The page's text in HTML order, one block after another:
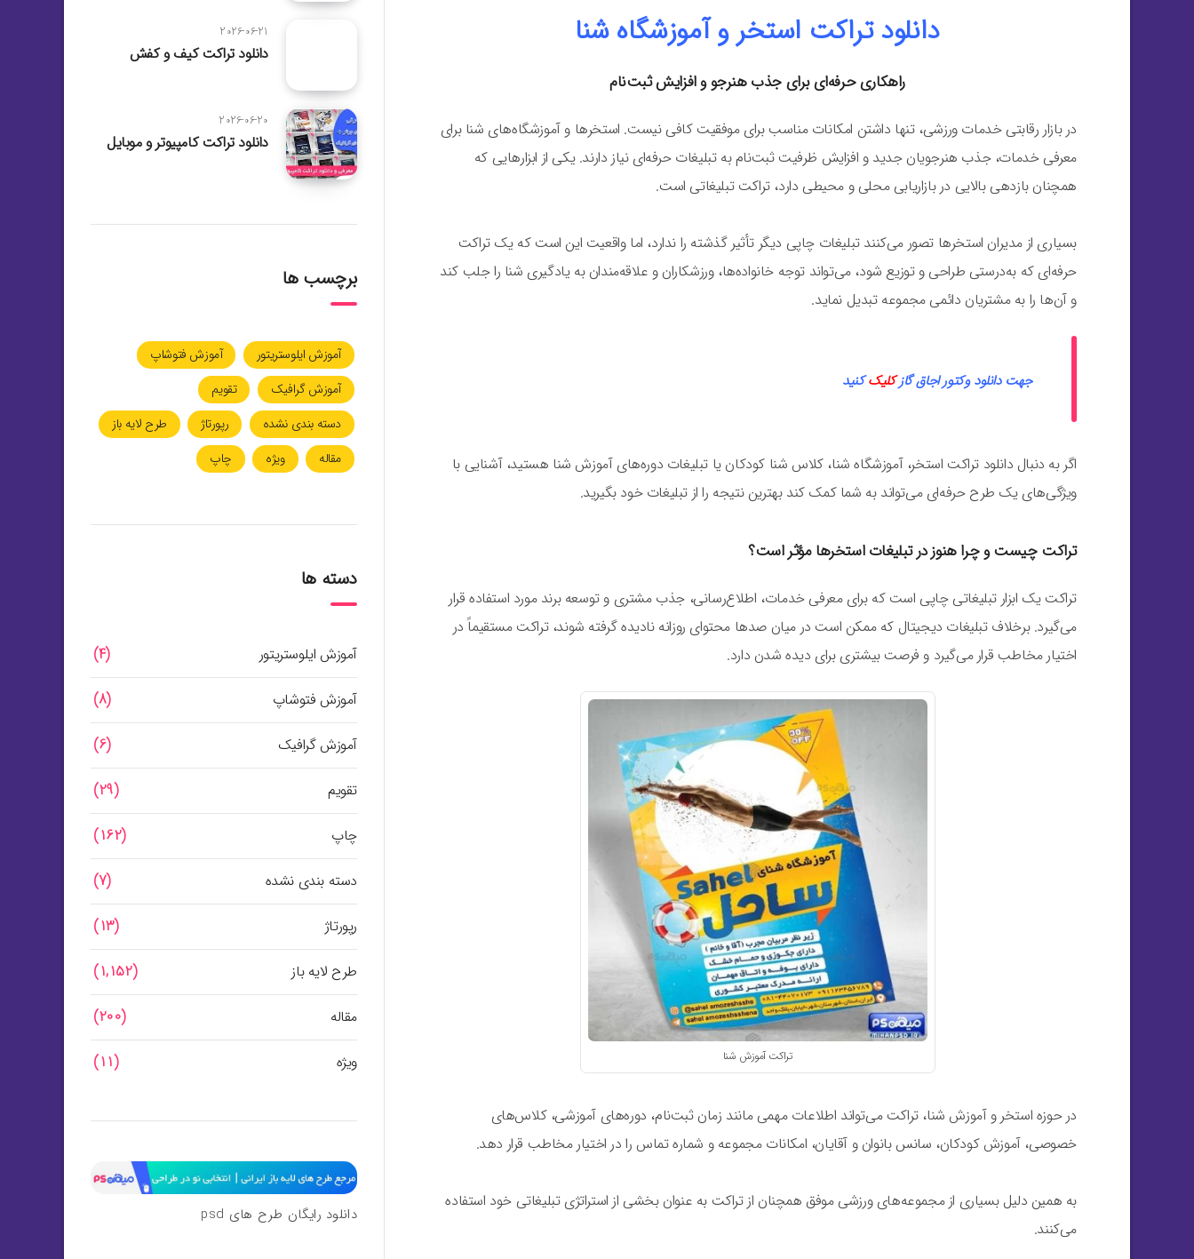
دانلود تراکت استخر و آموزشگاه شنا
راهکاری حرفه‌ای برای جذب هنرجو و افزایش ثبت‌نام
در بازار رقابتی خدمات ورزشی، تنها داشتن امکانات مناسب برای موفقیت کافی نیست. استخرها و آموزشگاه‌های شنا برای
معرفی خدمات، جذب هنرجویان جدید و افزایش ظرفیت ثبت‌نام به تبلیغات حرفه‌ای نیاز دارند. یکی از ابزارهایی که
همچنان بازدهی بالایی در بازاریابی محلی و محیطی دارد، تراکت تبلیغاتی است.
بسیاری از مدیران استخرها تصور می‌کنند تبلیغات چاپی دیگر تأثیر گذشته را ندارد، اما واقعیت این است که یک تراکت
حرفه‌ای که به‌درستی طراحی و توزیع شود، می‌تواند توجه خانواده‌ها، ورزشکاران و علاقه‌مندان به یادگیری شنا را جلب کند
و آن‌ها را به مشتریان دائمی مجموعه تبدیل نماید.
جهت دانلود وکتور اجاق گازکلیک کنید
اگر به دنبال دانلود تراکت استخر، آموزشگاه شنا، کلاس شنا کودکان یا تبلیغات دوره‌های آموزش شنا هستید، آشنایی با
ویژگی‌های یک طرح حرفه‌ای می‌تواند به شما کمک کند بهترین نتیجه را از تبلیغات خود بگیرید.
تراکت چیست و چرا هنوز در تبلیغات استخرها مؤثر است؟
تراکت یک ابزار تبلیغاتی چاپی است که برای معرفی خدمات، اطلاع‌رسانی، جذب مشتری و توسعه برند مورد استفاده قرار
می‌گیرد. برخلاف تبلیغات دیجیتال که ممکن است در میان صدها محتوای روزانه نادیده گرفته شوند، تراکت مستقیماً در
اختیار مخاطب قرار می‌گیرد و فرصت بیشتری برای دیده شدن دارد.
تراکت آموزش شنا
در حوزه استخر و آموزش شنا، تراکت می‌تواند اطلاعات مهمی مانند زمان ثبت‌نام، دوره‌های آموزشی، کلاس‌های
خصوصی، آموزش کودکان، سانس بانوان و آقایان، امکانات مجموعه و شماره تماس را در اختیار مخاطب قرار دهد.
به همین دلیل بسیاری از مجموعه‌های ورزشی موفق همچنان از تراکت به عنوان بخشی از استراتژی تبلیغاتی خود استفاده
می‌کنند.
2026-06-21
دانلود تراکت کیف و کفش
2026-06-20
دانلود تراکت کامپیوتر و موبایل
برچسب ها
آموزش ایلوستریتور
آموزش فتوشاپ
آموزش گرافیک
تقویم
دسته بندی نشده
رپورتاژ
طرح لایه باز
مقاله
ویژه چاپ
دسته ها
آموزش ایلوستریتور (4)
آموزش فتوشاپ (8)
آموزش گرافیک (6)
تقویم (29)
چاپ (162)
دسته بندی نشده (7)
رپورتاژ (13)
طرح لایه باز (1,152)
مقاله (200)
ویژه (11)
دانلود رایگان طرح های psd